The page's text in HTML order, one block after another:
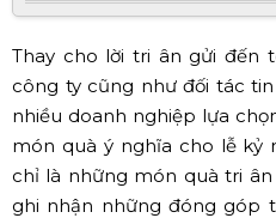
Thay cho lời tri ân gửi đến
công ty cũng như đối tác
nhiều doanh nghiệp lựa
món quà ý nghĩa cho lễ kỷ
chỉ là những món quà tri
ghi nhận những đóng góp